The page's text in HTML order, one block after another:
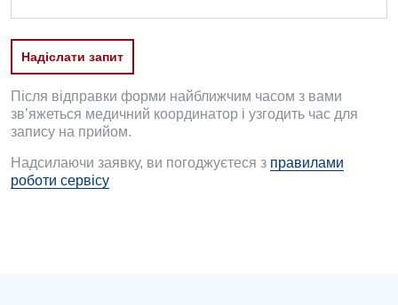
Пульмонологія
Ревматологія
Судинна хірургія
Терапевтичне відділення
Терапія
Надіслати запит
Після відправки форми найближчим часом з вами
зв’яжеться медичний координатор і узгодить час для
запису на прийом.
Надсилаючи заявку, ви погоджуєтеся з правилами
роботи сервісу